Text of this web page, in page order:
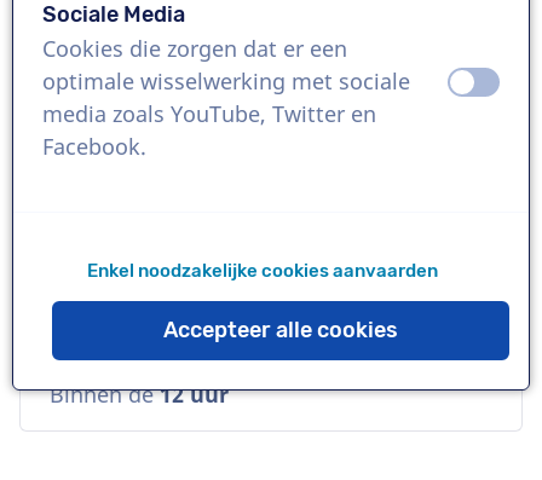
Taal
Frans
Referenties
Toegankelijk, Vertrouwd, Volwassen
Beschikbaarheid
Binnen de12 uur
Sociale Media
Cookies die zorgen dat er een
optimale wisselwerking met sociale
media zoals YouTube, Twitter en
Facebook.
uit aan
Enkel noodzakelijke cookies aanvaarden
Accepteer alle cookies